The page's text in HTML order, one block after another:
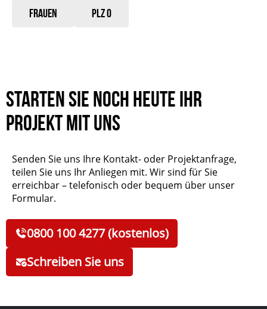
Frauen PLZ 0
Starten Sie noch heute Ihr
Projekt mit uns
Senden Sie uns Ihre Kontakt- oder Projektanfrage,
teilen Sie uns Ihr Anliegen mit. Wir sind für Sie
erreichbar – telefonisch oder bequem über unser
Formular.
0800 100 4277 (kostenlos)
Schreiben Sie uns